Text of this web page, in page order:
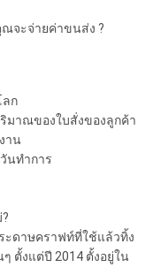
ณจะจ่ายค่าขนส่ง ?
ลก
มาณของใบสั่งของลูกค้า
าน
นทำการ
ะดาษคราฟท์ที่ใช้แล้วทิ้ง
ตั้งแต่ปี 2014 ตั้งอยู่ใน